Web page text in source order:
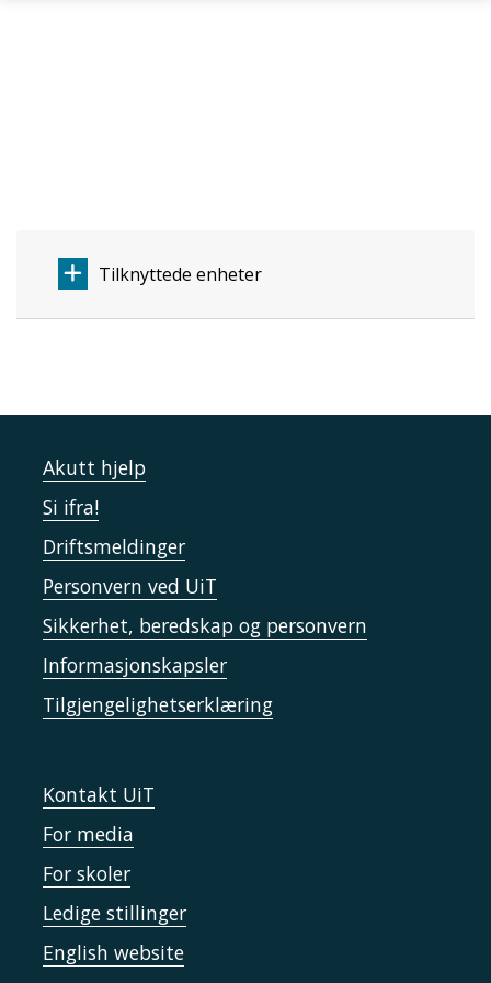
Tilknyttede enheter
Akutt hjelp
Si ifra!
Driftsmeldinger
Personvern ved UiT
Sikkerhet, beredskap og personvern
Informasjonskapsler
Tilgjengelighetserklæring
Kontakt UiT
For media
For skoler
Ledige stillinger
English website